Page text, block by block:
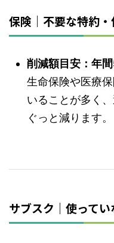
保険｜不要な特約
削減額目安：年
生命保険や医療
いることが多く
ぐっと減ります。
サブスク｜使って